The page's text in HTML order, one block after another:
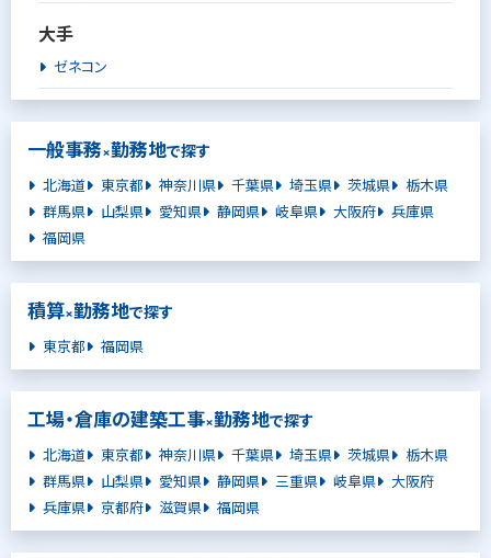
大手
ゼネコン
一般事務×勤務地で探す
北海道 東京都 神奈川県 千葉県 埼玉県 茨城県
栃木県
群馬県
山梨県 愛知県 静岡県 岐阜県 大阪府
兵庫県
福岡県
積算×勤務地で探す
東京都 福岡県
工場・倉庫の建築工事×勤務地で探す
北海道 東京都 神奈川県 千葉県 埼玉県 茨城県
栃木県
群馬県
山梨県 愛知県 静岡県 三重県 岐阜県
大阪府
兵庫県
京都府 滋賀県 福岡県